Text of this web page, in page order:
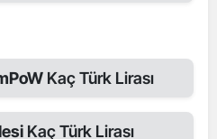
Kaç Türk Lirası
Kaç Türk Lirası